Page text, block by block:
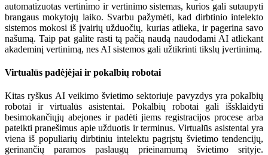
automatizuotas vertinimo ir vertinimo sistemas, kurios gali sutaupyti
brangaus mokytojų laiko. Svarbu pažymėti, kad dirbtinio intelekto
sistemos mokosi iš įvairių užduočių, kurias atlieka, ir pagerina savo
našumą. Taip pat galite rasti tą pačią naudą naudodami AI atliekant
akademinį vertinimą, nes AI sistemos gali užtikrinti tikslų įvertinimą.
Virtualūs padėjėjai ir pokalbių robotai
Kitas ryškus AI veikimo švietimo sektoriuje pavyzdys yra pokalbių
robotai ir virtualūs asistentai. Pokalbių robotai gali išsklaidyti
besimokančiųjų abejones ir padėti jiems registracijos procese arba
pateikti pranešimus apie užduotis ir terminus. Virtualūs asistentai yra
viena iš populiarių dirbtiniu intelektu pagrįstų švietimo tendencijų,
gerinančių paramos paslaugų prieinamumą švietimo srityje.